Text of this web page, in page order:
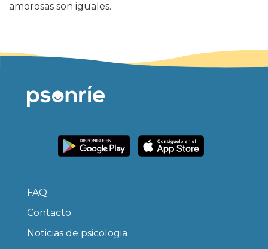
amorosas son iguales.
FAQ
Contacto
Noticias de psicologia